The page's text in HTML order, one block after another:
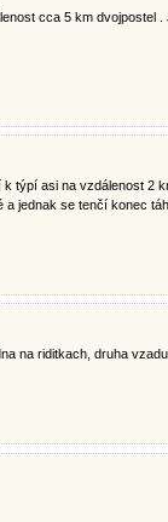
cca 5 km dvojpostel
týpí asi na vzdálenost 2
jednak se tenčí konec
na riditkach, druha